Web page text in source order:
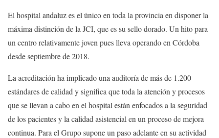
El hospital andaluz es el único en toda la provincia en disponer la
máxima distinción de la JCI, que es su sello dorado. Un hito para
un centro relativamente joven pues lleva operando en Córdoba
desde septiembre de 2018.
La acreditación ha implicado una auditoría de más de 1.200
estándares de calidad y significa que toda la atención y procesos
que se llevan a cabo en el hospital están enfocados a la seguridad
de los pacientes y la calidad asistencial en un proceso de mejora
continua. Para el Grupo supone un paso adelante en su actividad